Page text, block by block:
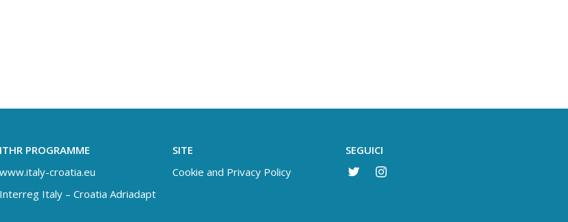
ITHR PROGRAMME
www.italy-croatia.eu
Interreg Italy – Croatia Adriadapt
SITE
Cookie and Privacy Policy
SEGUICI